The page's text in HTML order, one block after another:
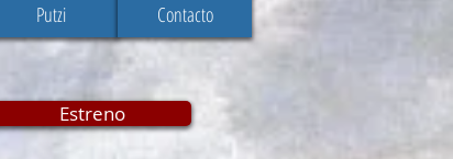
Putzi Contacto
Estreno